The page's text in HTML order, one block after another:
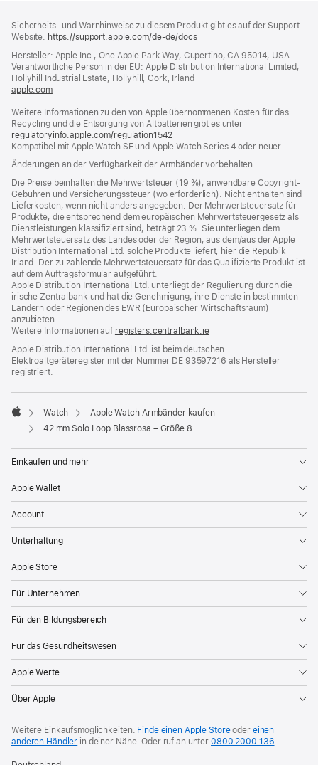
Sicherheits- und Warnhinweise zu diesem Produkt gibt es auf der Support
Website: https://support.apple.com/de-de/docs(öffnet
neues
Fenster)
Hersteller: Apple Inc., One Apple Park Way, Cupertino, CA 95014, USA.
Verantwortliche Person in der EU: Apple Distribution International Limited,
Hollyhill Industrial Estate, Hollyhill, Cork, Irland
apple.com(öffnet
neues
Fenster)
Weitere Informationen zu den von Apple übernommenen Kosten für das
Recycling und die Entsorgung von Altbatterien gibt es unter
regulatoryinfo.apple.com/regulation1542
ein
neues
Fenster)
Kompatibel mit Apple Watch SE und Apple Watch Series 4 oder neuer.
Änderungen an der Verfügbarkeit der Armbänder vorbehalten.
Die Preise beinhalten die Mehrwertsteuer (19 %), anwendbare Copyright-
Gebühren und Versicherungssteuer (wo erforderlich). Nicht enthalten sind
Lieferkosten, wenn nicht anders angegeben. Der Mehrwertsteuersatz für
Produkte, die entsprechend dem europäischen Mehrwertsteuergesetz als
Dienstleistungen klassifiziert sind, beträgt 23 %. Sie unterliegen dem
Mehrwertsteuersatz des Landes oder der Region, aus dem/aus der Apple
Distribution International Ltd. solche Produkte liefert, hier die Republik
Irland. Der zu zahlende Mehrwertsteuersatz für das Qualifizierte Produkt ist
auf dem Auftragsformular aufgeführt.
Apple Distribution International Ltd. unterliegt der Regulierung durch die
irische Zentralbank und hat die Genehmigung, ihre Dienste in bestimmten
Ländern oder Regionen des EWR (Europäischer Wirtschaftsraum)
anzubieten.
Weitere Informationen auf registers.centralbank.ie
Apple Distribution International Ltd. ist beim deutschen
Elektroaltgeräteregister mit der Nummer DE 93597216 als Hersteller
registriert.
Apple
Watch
Apple Watch Armbänder kaufen
42 mm Solo Loop Blassrosa – Größe 8
Einkaufen und mehr
Apple Wallet
Account
Unterhaltung
Apple Store
Für Unternehmen
Für den Bildungsbereich
Für das Gesundheitswesen
Apple Werte
Über Apple
Weitere Einkaufsmöglichkeiten: Finde einen Apple Storeoder einen
anderen Händler in deiner Nähe. Oder ruf an unter0800 2000 136.